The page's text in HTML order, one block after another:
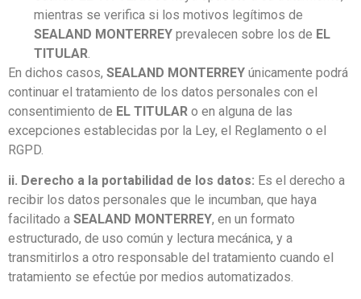
mientras se verifica si los motivos legítimos de
SEALAND MONTERREY prevalecen sobre los de EL
TITULAR
En dichos casos, SEALAND MONTERREY únicamente podrá
continuar el tratamiento de los datos personales con el
consentimiento de EL TITULAR o en alguna de las
excepciones establecidas por la Ley, el Reglamento o el
RGPD.
ii. Derecho a la portabilidad de los datos: Es el derecho a
recibir los datos personales que le incumban, que haya
facilitado a SEALAND MONTERREY, en un formato
estructurado, de uso común y lectura mecánica, y a
transmitirlos a otro responsable del tratamiento cuando el
tratamiento se efectúe por medios automatizados.